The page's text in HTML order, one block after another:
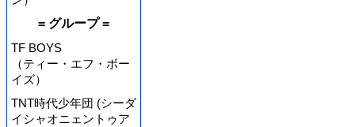
= グループ =
TF BOYS
（ティー・エフ・ボー
イズ）
TNT時代少年団 (シーダ
イシャオニェントゥア